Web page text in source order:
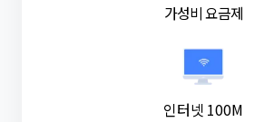
가성비 요금제
인터넷 100M